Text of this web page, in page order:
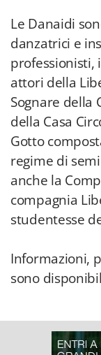
Le Danaidi
danzatrici e
professionisti,
attori della
Sognare della
della Casa
Gotto
regime di
anche la
compagnia
studentesse
Informazioni,
sono